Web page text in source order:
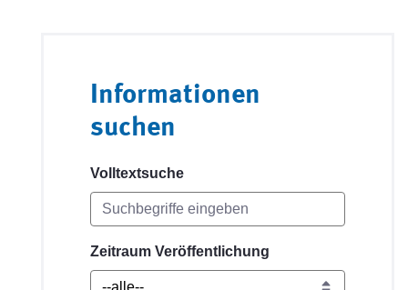
Informationen
suchen
Volltextsuche
Zeitraum Veröffentlichung